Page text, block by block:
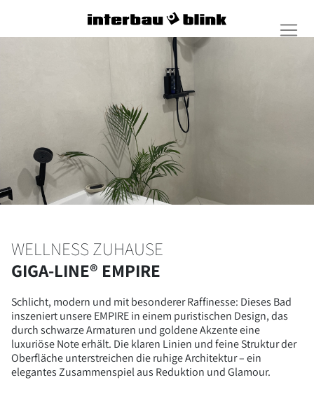
WELLNESS ZUHAUSE
GIGA-LINE® EMPIRE
Schlicht, modern und mit besonderer Raffinesse: Dieses Bad
inszeniert unsere EMPIRE in einem puristischen Design, das
durch schwarze Armaturen und goldene Akzente eine
luxuriöse Note erhält. Die klaren Linien und feine Struktur der
Oberfläche unterstreichen die ruhige Architektur – ein
elegantes Zusammenspiel aus Reduktion und Glamour.